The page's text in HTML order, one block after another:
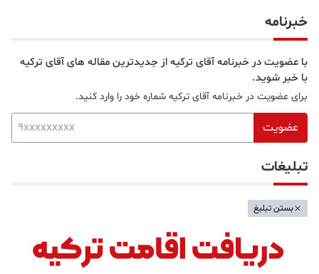
خبرنامه
با عضویت در خبرنامه آقای ترکیه از جدیدترین مقاله های آقای ترکیه
با خبر شوید.
برای عضویت در خبرنامه آقای ترکیه شماره خود را وارد کنید.
عضویت
تبلیغات
بستن تبلیغ